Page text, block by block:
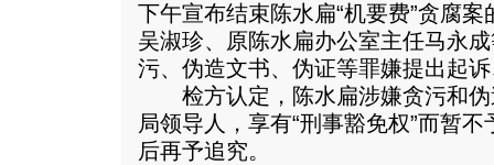
下午宣布结束陈水扁“机要费”贪腐
吴淑珍、原陈水扁办公室主任马永
污、伪造文书、伪证等罪嫌提出起
检方认定，陈水扁涉嫌贪污和伪
局领导人，享有“刑事豁免权”而暂
后再予追究。